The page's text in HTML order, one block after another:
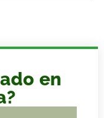
en